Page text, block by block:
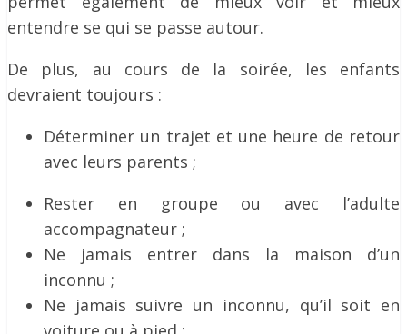
entendre se qui se passe autour.
De plus, au cours de la soirée, les enfants
devraient toujours :
Déterminer un trajet et une heure de retour
avec leurs parents ;
Rester en groupe ou avec l’adulte
accompagnateur ;
Ne jamais entrer dans la maison d’un
inconnu ;
Ne jamais suivre un inconnu, qu’il soit en